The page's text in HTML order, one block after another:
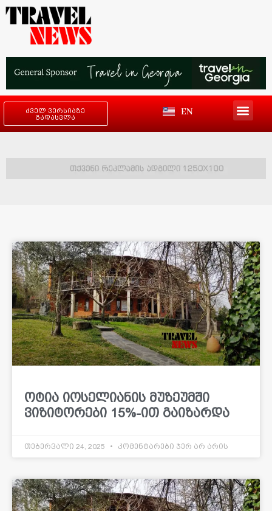
ძველ ვერსიაზე
გადასვლა
EN
ოტია იოსელიანის მუზეუმში
ვიზიტორები 15%-ით გაიზარდა
თებერვალი 24, 2025 კომენტარები ჯერ არ არის